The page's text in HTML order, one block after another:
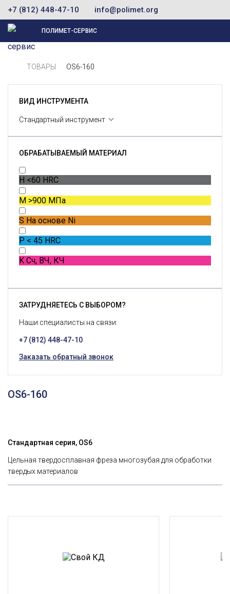
+7 (812) 448-47-10 info@polimet.org
ПОЛИМЕТ-СЕРВИС
ТОВАРЫ OS6-160
OS6-160
Стандартная серия, OS6
Цельная твердосплавная фреза многозубая для обработки
твердых материалов
ВИД ИНСТРУМЕНТА
Стандартный инструмент
ОБРАБАТЫВАЕМЫЙ МАТЕРИАЛ
H <60 HRC
M >900 МПа
S На основе Ni
P < 45 HRC
K Сч, ВЧ, КЧ
ЗАТРУДНЯЕТЕСЬ С ВЫБОРОМ?
Наши специалисты на связи:
+7 (812) 448-47-10
Заказать обратный звонок